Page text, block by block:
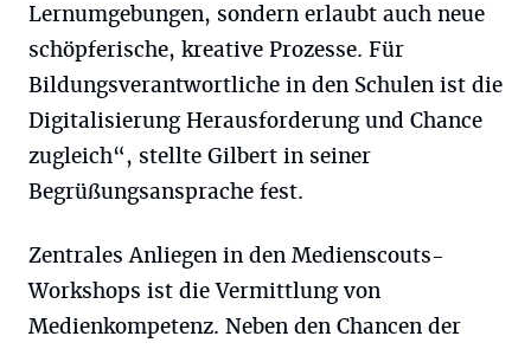
Lernumgebungen, sondern erlaubt auch neue
schöpferische, kreative Prozesse. Für
Bildungsverantwortliche in den Schulen ist die
Digitalisierung Herausforderung und Chance
zugleich“, stellte Gilbert in seiner
Begrüßungsansprache fest.
Zentrales Anliegen in den Medienscouts-
Workshops ist die Vermittlung von
Medienkompetenz. Neben den Chancen der